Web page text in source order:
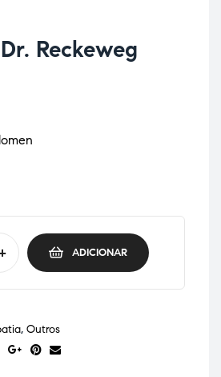
Reckeweg
ADICIONAR
, Outros